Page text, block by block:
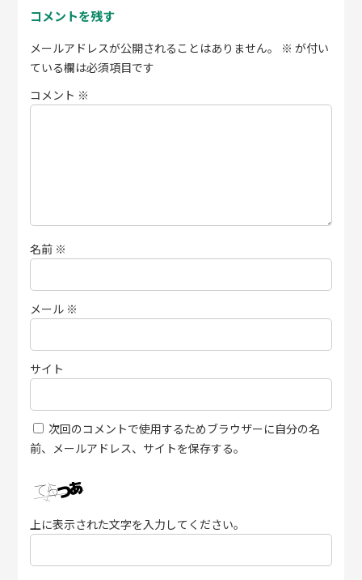
コメントを残す
メールアドレスが公開されることはありません。 ※ が付い
ている欄は必須項目です
コメント ※
名前 ※
メール ※
サイト
次回のコメントで使用するためブラウザーに自分の名
前、メールアドレス、サイトを保存する。
上に表示された文字を入力してください。